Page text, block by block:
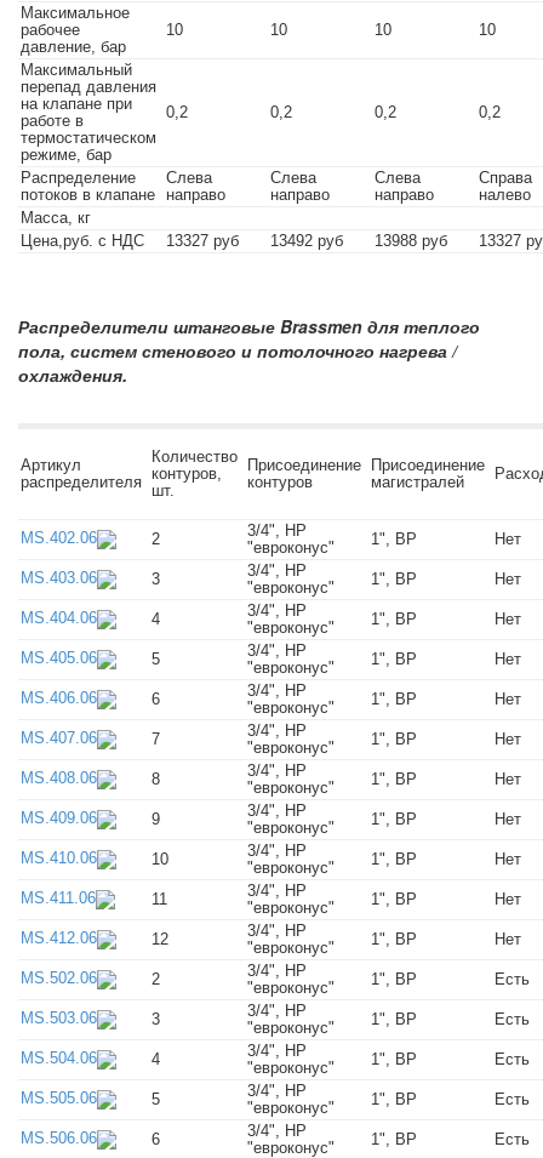
Максимальное
рабочее
давление, бар
10 10 10 10
Максимальный
перепад давления
на клапане при
работе в
термостатическом
режиме, бар
0,2 0,2 0,2 0,2
Распределение
потоков в клапане
Слева
направо
Слева
направо
Слева
направо
Справа
налево
Масса, кг
Цена,руб. с НДС
13327 руб 13492 руб 13988 руб 13327
Распределители штанговые Brassmen для теплого
пола, систем стенового и потолочного нагрева /
охлаждения.
Артикул
распределителя
Количество
контуров,
шт.
Присоединение
контуров
Присоединение
магистралей
MS.402.06 2
3/4", НР
"евроконус"
1", ВР Нет
MS.403.06 3
3/4", НР
"евроконус"
1", ВР Нет
MS.404.06 4
3/4", НР
"евроконус"
1", ВР Нет
MS.405.06 5
3/4", НР
"евроконус"
1", ВР Нет
MS.406.06 6
3/4", НР
"евроконус"
1", ВР Нет
MS.407.06 7
3/4", НР
"евроконус"
1", ВР Нет
MS.408.06 8
3/4", НР
"евроконус"
1", ВР Нет
MS.409.06 9
3/4", НР
"евроконус"
1", ВР Нет
MS.410.06 10
3/4", НР
"евроконус"
1", ВР Нет
MS.411.06 11
3/4", НР
"евроконус"
1", ВР Нет
MS.412.06 12
3/4", НР
"евроконус"
1", ВР Нет
MS.502.06 2
3/4", НР
"евроконус"
1", ВР Есть
MS.503.06 3
3/4", НР
"евроконус"
1", ВР Есть
MS.504.06 4
3/4", НР
"евроконус"
1", ВР Есть
MS.505.06 5
3/4", НР
"евроконус"
1", ВР Есть
MS.506.06 6
3/4", НР
"евроконус"
1", ВР Есть